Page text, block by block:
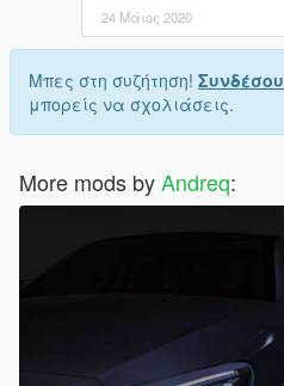
24 Μάιος 2020
Μπες στη συζήτηση! Συνδέσου
μπορείς να σχολιάσεις.
More mods byAndreq: